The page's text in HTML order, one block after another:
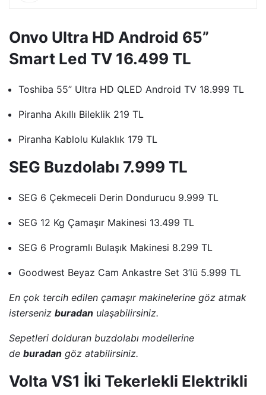
Onvo Ultra HD Android 65”
Smart Led TV 16.499 TL
Toshiba 55” Ultra HD QLED Android TV 18.999 TL
Piranha Akıllı Bileklik 219 TL
Piranha Kablolu Kulaklık 179 TL
SEG Buzdolabı 7.999 TL
SEG 6 Çekmeceli Derin Dondurucu 9.999 TL
SEG 12 Kg Çamaşır Makinesi 13.499 TL
SEG 6 Programlı Bulaşık Makinesi 8.299 TL
Goodwest Beyaz Cam Ankastre Set 3’lü 5.999 TL
En çok tercih edilen çamaşır makinelerine göz atmak
isterseniz buradan ulaşabilirsiniz.
Sepetleri dolduran buzdolabı modellerine
de buradan göz atabilirsiniz.
Volta VS1 İki Tekerlekli Elektrikli